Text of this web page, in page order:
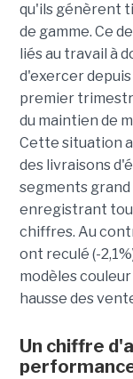
qu'ils génèrent
de gamme. Ce
liés au travail à
d'exercer
premier
du maintien de
Cette situation
des livraisons
segments
enregistrant
chiffres. Au
ont reculé (-
modèles
hausse des
Un chiffre